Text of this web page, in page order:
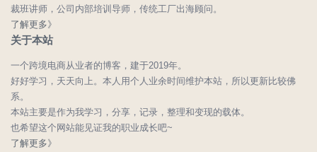
裁班讲师，公司内部培训导师，传统工厂出海顾问。
了解更多》
关于本站
一个跨境电商从业者的博客，建于2019年。
好好学习，天天向上。本人用个人业余时间维护本站，所以更新比较佛
系。
本站主要是作为我学习，分享，记录，整理和变现的载体。
也希望这个网站能见证我的职业成长吧~
了解更多》